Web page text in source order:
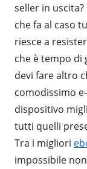
seller in
che fa al caso
riesce a
che è tempo di
devi fare altro
comodissimo
dispositivo
tutti quelli
Tra i migliori
impossibile